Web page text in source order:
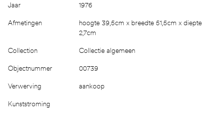
Jaar 1976
Afmetingen
hoogte 39,5cm x breedte 51,5cm x diepte
2,7cm
Collection Collectie algemeen
Objectnummer 00739
Verwerving aankoop
Kunststroming